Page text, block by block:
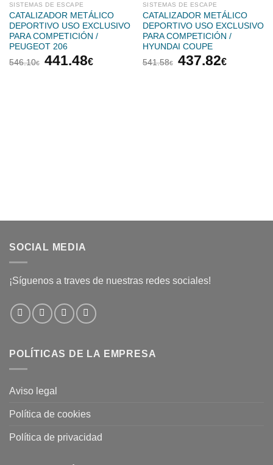
SISTEMAS DE ESCAPE
CATALIZADOR METÁLICO
DEPORTIVO USO EXCLUSIVO
PARA COMPETICIÓN /
PEUGEOT 206
546.10€
El
441.48€El
SISTEMAS DE ESCAPE
CATALIZADOR METÁLICO
DEPORTIVO USO EXCLUSIVO
PARA COMPETICIÓN /
HYUNDAI COUPE
541.58€
El
437.82€El
SOCIAL MEDIA
¡Síguenos a traves de nuestras redes sociales!
POLÍTICAS DE LA EMPRESA
Aviso legal
Política de cookies
Política de privacidad